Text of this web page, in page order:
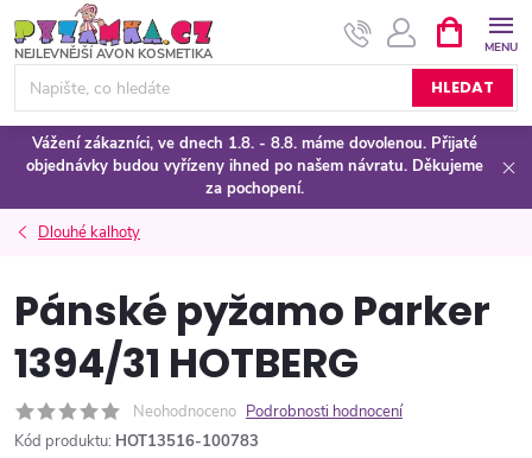
na
obsah
HLEDAT
NÁKUPNÍ
KOŠÍK
Vážení zákazníci, ve dnech 1.8. - 8.8. máme dovolenou. Přijaté
objednávky budou vyřízeny ihned po našem návratu. Děkujeme
za pochopení.
Dlouhé kalhoty
Pánské pyžamo Parker
1394/31 HOTBERG
Neohodnoceno Podrobnosti hodnocení
Kód produktu: HOT13516-100783